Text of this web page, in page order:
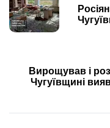
navigation
Вирощував і
Чугуївщині